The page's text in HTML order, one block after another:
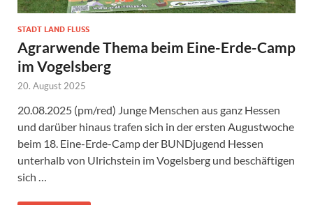
STADT LAND FLUSS
Agrarwende Thema beim Eine-Erde-Camp
im Vogelsberg
20. August 2025
20.08.2025 (pm/red) Junge Menschen aus ganz Hessen
und darüber hinaus trafen sich in der ersten Augustwoche
beim 18. Eine-Erde-Camp der BUNDjugend Hessen
unterhalb von Ulrichstein im Vogelsberg und beschäftigen
sich …